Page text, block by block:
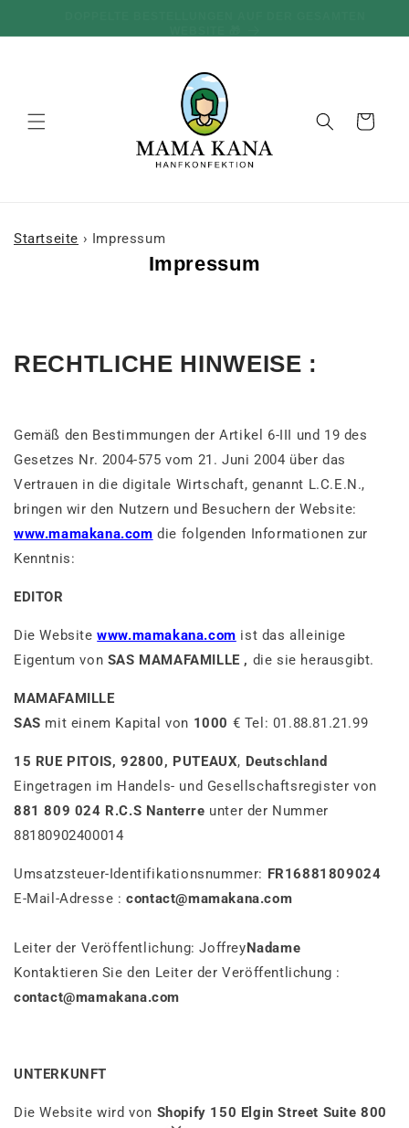
Warenkorb
Startseite › Impressum
Impressum
RECHTLICHE HINWEISE :
Gemäß den Bestimmungen der Artikel 6-III und 19 des
Gesetzes Nr. 2004-575 vom 21. Juni 2004 über das
Vertrauen in die digitale Wirtschaft, genannt L.C.E.N.,
bringen wir den Nutzern und Besuchern der Website:
www.mamakana.com die folgenden Informationen zur
Kenntnis:
EDITOR
Die Website www.mamakana.com ist das alleinige
Eigentum von SAS MAMAFAMILLE , die sie herausgibt.
MAMAFAMILLE
SAS mit einem Kapital von 1000 € Tel: 01.88.81.21.99
15 RUE PITOIS, 92800, PUTEAUX, Deutschland
Eingetragen im Handels- und Gesellschaftsregister von
881 809 024 R.C.S Nanterre unter der Nummer
88180902400014
Umsatzsteuer-Identifikationsnummer: FR16881809024
E-Mail-Adresse : contact@mamakana.com
Leiter der Veröffentlichung: JoffreyNadame
Kontaktieren Sie den Leiter der Veröffentlichung :
contact@mamakana.com
UNTERKUNFT
Die Website wird von Shopify 150 Elgin Street Suite 800